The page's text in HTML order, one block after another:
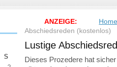
ANZEIGE:
Home
Abschiedsreden (kostenlos)
Lustige
Dieses Prozedere hat
S